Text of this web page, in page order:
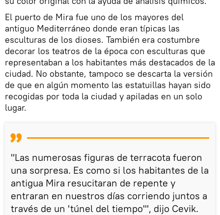
El puerto de Mira fue uno de los mayores del
antiguo Mediterráneo donde eran típicas las
esculturas de los dioses. También era costumbre
decorar los teatros de la época con esculturas que
representaban a los habitantes más destacados de la
ciudad. No obstante, tampoco se descarta la versión
de que en algún momento las estatuillas hayan sido
recogidas por toda la ciudad y apiladas en un solo
lugar.
"Las numerosas figuras de terracota fueron
una sorpresa. Es como si los habitantes de la
antigua Mira resucitaran de repente y
entraran en nuestros días corriendo juntos a
través de un 'túnel del tiempo'", dijo Cevik.